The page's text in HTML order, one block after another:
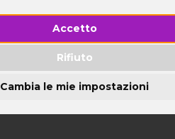
Accetto
Rifiuto
Cambia le mie impostazioni
PARTENZA DA GENOVA